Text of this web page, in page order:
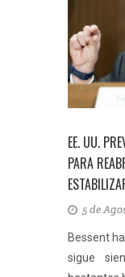
EE. UU.
PARA
5 de
Bessent
sigue